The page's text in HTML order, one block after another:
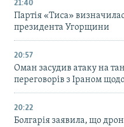
21:40
Партія «Тиса»
президента Угорщини
20:57
Оман засудив атаку на
переговорів з Іраном
20:22
Болгарія заявила, що